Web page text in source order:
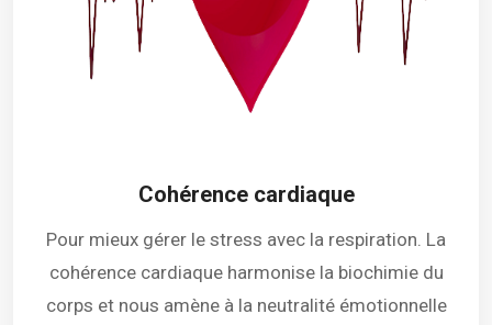
Cohérence cardiaque
Pour mieux gérer le stress avec la respiration. La
cohérence cardiaque harmonise la biochimie du
corps et nous amène à la neutralité émotionnelle